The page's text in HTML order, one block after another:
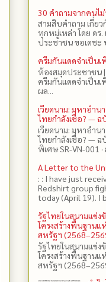
30 คำถามจากคนไม่
สามสิบคำถาม เกี่ย
ทุกหมู่เหล่า โดย ดร
ประชาชน ขอเดช
ครีมกันแดดจำเป็นเ
ห้องสมุดประชาชน
ครีมกันแดดจำเป็นเ
ผล...
เวียดนาม: มหาอำ
ไทยกำลังเชื่อ? — ฉ
เวียดนาม: มหาอำ
ไทยกำลังเชื่อ? — ฉ
พิเศษ SR-VN-001 ·
A Letter to the
: : I have just
Redshirt group
today (April 19). I
รัฐไทยในสนามแข่
โครงสร้างพื้นฐาน
สหรัฐฯ
รัฐไทยในสนามแข่
โครงสร้างพื้นฐาน
สหรัฐฯ